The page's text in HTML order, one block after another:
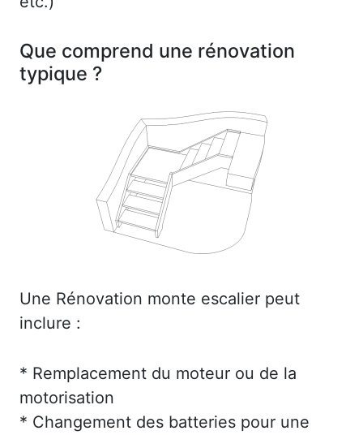
Que comprend une rénovation
typique ?
Une Rénovation monte escalier peut
inclure :
* Remplacement du moteur ou de la
motorisation
* Changement des batteries pour une